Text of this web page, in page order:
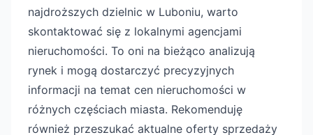
najdroższych dzielnic w Luboniu, warto
skontaktować się z lokalnymi agencjami
nieruchomości. To oni na bieżąco analizują
rynek i mogą dostarczyć precyzyjnych
informacji na temat cen nieruchomości w
różnych częściach miasta. Rekomenduję
również przeszukać aktualne oferty sprzedaży